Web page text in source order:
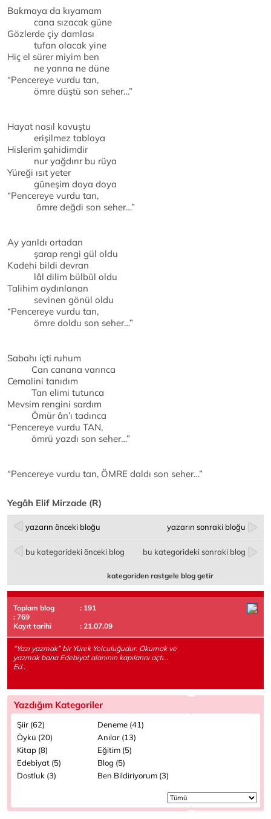
Bakmaya da kıyamam
cana sızacak güne
Gözlerde çiy damlası
tufan olacak yine
Hiç el sürer miyim ben
ne yarına ne düne
“Pencereye vurdu tan,
ömre düştü son seher…”
Hayat nasıl kavuştu
erişilmez tabloya
Hislerim şahidimdir
nur yağdırır bu rüya
Yüreği ısıt yeter
güneşim doya doya
“Pencereye vurdu tan,
ömre değdi son seher…”
Ay yarıldı ortadan
şarap rengi gül oldu
Kadehi bildi devran
lâl dilim bülbül oldu
Talihim aydınlanan
sevinen gönül oldu
“Pencereye vurdu tan,
ömre doldu son seher…”
Sabahı içti ruhum
Can canana varınca
Cemalini tanıdım
Tan elimi tutunca
Mevsim rengini sardım
Ömür ân’ı tadınca
“Pencereye vurdu TAN,
ömrü yazdı son seher…”
“Pencereye vurdu tan, ÖMRE daldı son seher…”
Yegâh Elif Mirzade (R)
yazarın önceki bloğu yazarın sonraki bloğu
bu kategorideki önceki blog bu kategorideki sonraki blog
kategoriden rastgele blog getir
Toplam blog
: 191
: 769
Kayıt tarihi
: 21.07.09
“Yazı yazmak” bir Yürek Yolculuğudur. Okumak ve
yazmak bana Edebiyat alanının kapılarını açtı…
Ed..
Yazdığım Kategoriler
Şiir (62)
Deneme (41)
Öykü (20)
Anılar (13)
Kitap (8)
Eğitim (5)
Edebiyat (5)
Blog (5)
Dostluk (3)
Ben Bildiriyorum (3)